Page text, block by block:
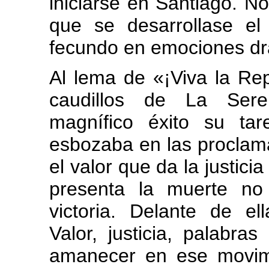
que se desarrollase
fecundo en emociones
Al lema de «¡Viva la
caudillos de La
magnífico éxito su
esbozaba en las
el valor que da la
presenta la muerte
victoria. Delante de
Valor, justicia,
amanecer en ese